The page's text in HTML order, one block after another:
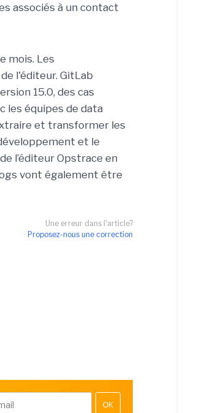
associés à un contact
mois. Les
l'éditeur. GitLab
15.0, des cas
les équipes de data
et transformer les
et le
l’éditeur Opstrace en
vont également être
Une erreur dans l'article?
Proposez-nous une correction
OK